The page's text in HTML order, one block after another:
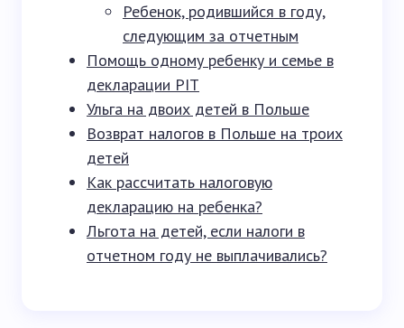
Ребенок, родившийся в году,
следующим за отчетным
Помощь одному ребенку и семье в
декларации PIT
Ульга на двоих детей в Польше
Возврат налогов в Польше на троих
детей
Как рассчитать налоговую
декларацию на ребенка?
Льгота на детей, если налоги в
отчетном году не выплачивались?